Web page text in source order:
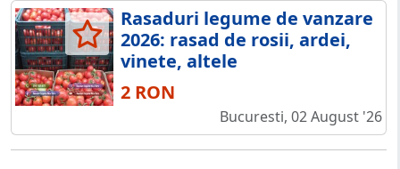
Rasaduri legume de vanzare
2026: rasad de rosii, ardei,
vinete, altele
2 RON
Bucuresti, 02 August '26